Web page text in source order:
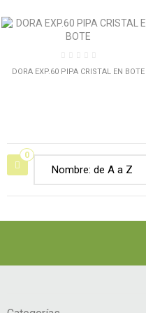
DORA EXP.60 PIPA CRISTAL EN BOTE
0